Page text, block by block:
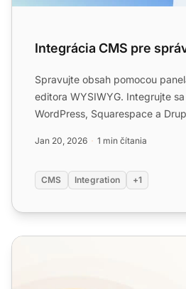
Integrácia CMS pre
Spravujte obsah pomocou
editora WYSIWYG. Integrujte
WordPress, Squarespace a
Jan 20, 2026 1 min čítania
CMS Integration +1
Funkcie Live Chat